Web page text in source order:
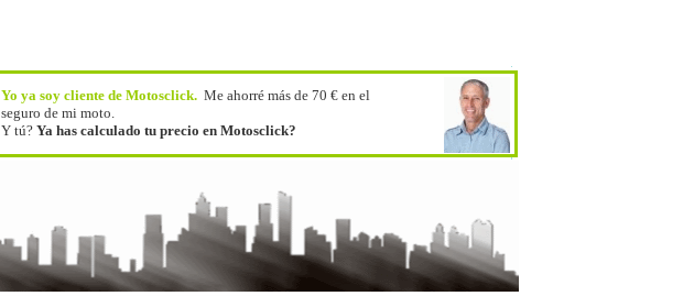
Yo ya soy cliente de Motosclick. Me ahorré más de 70 € en el
seguro de mi moto.
Y tú? Ya has calculado tu precio en Motosclick?